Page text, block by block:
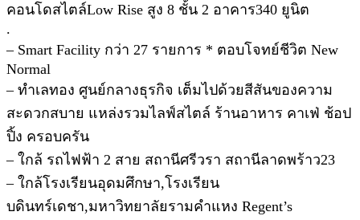
คอนโดสไตล์Low Rise สูง 8 ชั้น 2 อาคาร340 ยูนิต
.
– Smart Facility กว่า 27 รายการ * ตอบโจทย์ชีวิต New
Normal
– ทำเลทอง ศูนย์กลางธุรกิจ เต็มไปด้วยสีสันของความ
สะดวกสบาย แหล่งรวมไลฟ์สไตล์ ร้านอาหาร คาเฟ่ ช้อป
ปิ้ง ครอบครัน
– ใกล้ รถไฟฟ้า 2 สาย สถานีศรีวรา สถานีลาดพร้าว23
– ใกล้โรงเรียนอุดมศึกษา,โรงเรียน
บดินทร์เดชา,มหาวิทยาลัยรามคำแหง Regent’s